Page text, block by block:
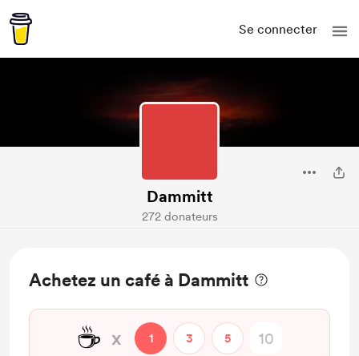
Se connecter
Dammitt
272 donateurs
Achetez un café à Dammitt
☕ x 1 3 5